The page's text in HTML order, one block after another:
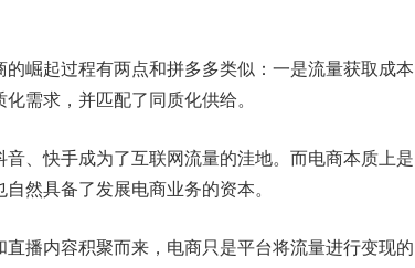
崛起过程有两点和拼多多类似：一是流量获取成本
需求，并匹配了同质化供给。
快手成为了互联网流量的洼地。而电商本质上是
然具备了发展电商业务的资本。
内容积聚而来，电商只是平台将流量进行变现的